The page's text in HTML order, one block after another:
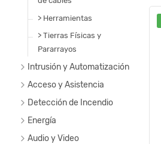
> Herramientas
> Tierras Físicas y
Pararrayos
Intrusión y Automatización
Acceso y Asistencia
Detección de Incendio
Energía
Audio y Video